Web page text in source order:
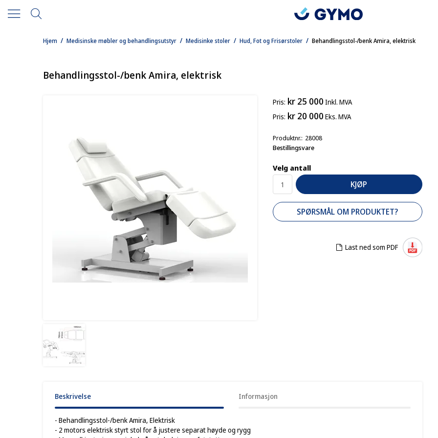
/
Hjem /
Medisinske møbler og behandlingsutstyr /
Medisinke stoler /
Hud, Fot og Frisørstoler Behandlingsstol-/benk Amira, elektrisk
Behandlingsstol-/benk Amira, elektrisk
Pris kr 25 000 Inkl. MVA
Pris kr 20 000 Eks. MVA
Produktnr. 28008
Bestillingsvare
Velg antall
KJØP
SPØRSMÅL OM PRODUKTET?
Last ned som PDF
Beskrivelse Informasjon
- Behandlingsstol-/benk Amira, Elektrisk
- 2 motors elektrisk styrt stol for å justere separat høyde og rygg